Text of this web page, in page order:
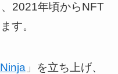
2021年頃からNFT
す。
」を立ち上げ、